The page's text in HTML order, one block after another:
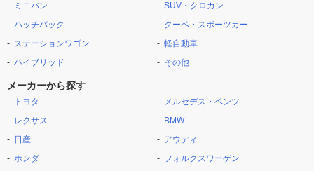
ミニバン
ハッチバック
ステーションワゴン
ハイブリッド
SUV・クロカン
クーペ・スポーツカー
軽自動車
その他
メーカーから探す
トヨタ
レクサス
日産
ホンダ
メルセデス・ベンツ
BMW
アウディ
フォルクスワーゲン